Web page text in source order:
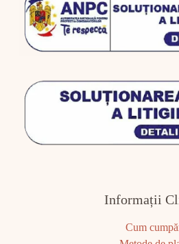
Informații
Cum